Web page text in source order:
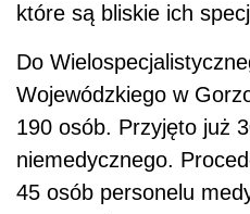
które są bliskie ich
Do
Wojewódzkiego w
190 osób. Przyjęto już
niemedycznego.
45 osób personelu